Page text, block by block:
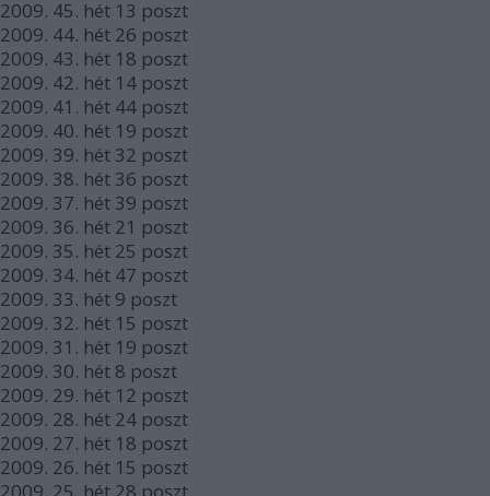
2009. 45. hét 13 poszt
2009. 44. hét 26 poszt
2009. 43. hét 18 poszt
2009. 42. hét 14 poszt
2009. 41. hét 44 poszt
2009. 40. hét 19 poszt
2009. 39. hét 32 poszt
2009. 38. hét 36 poszt
2009. 37. hét 39 poszt
2009. 36. hét 21 poszt
2009. 35. hét 25 poszt
2009. 34. hét 47 poszt
2009. 33. hét 9 poszt
2009. 32. hét 15 poszt
2009. 31. hét 19 poszt
2009. 30. hét 8 poszt
2009. 29. hét 12 poszt
2009. 28. hét 24 poszt
2009. 27. hét 18 poszt
2009. 26. hét 15 poszt